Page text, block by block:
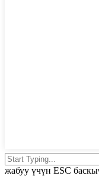
жабуу үчүн ESC